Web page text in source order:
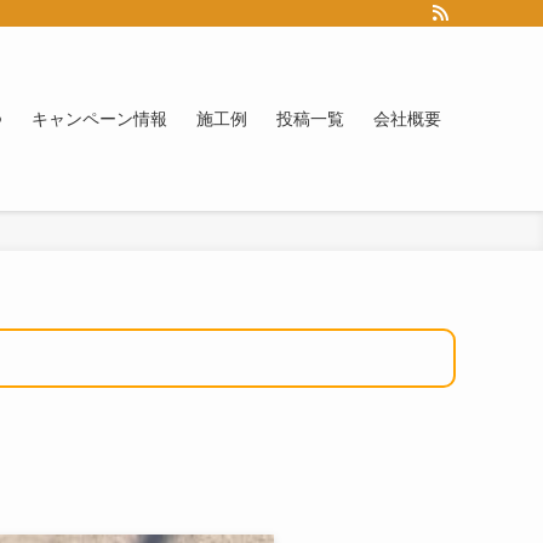
キャンペーン情報 施工例 投稿一覧 会社概要